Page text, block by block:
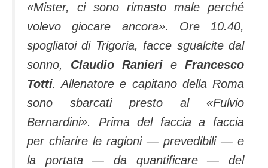
«Mister, ci sono rimasto male perché
volevo giocare ancora». Ore 10.40,
spogliatoi di Trigoria, facce sgualcite dal
sonno, Claudio Ranieri e Francesco
Totti. Allenatore e capitano della Roma
sono sbarcati presto al «Fulvio
Bernardini». Prima del faccia a faccia
per chiarire le ragioni — prevedibili — e
la portata — da quantificare — del